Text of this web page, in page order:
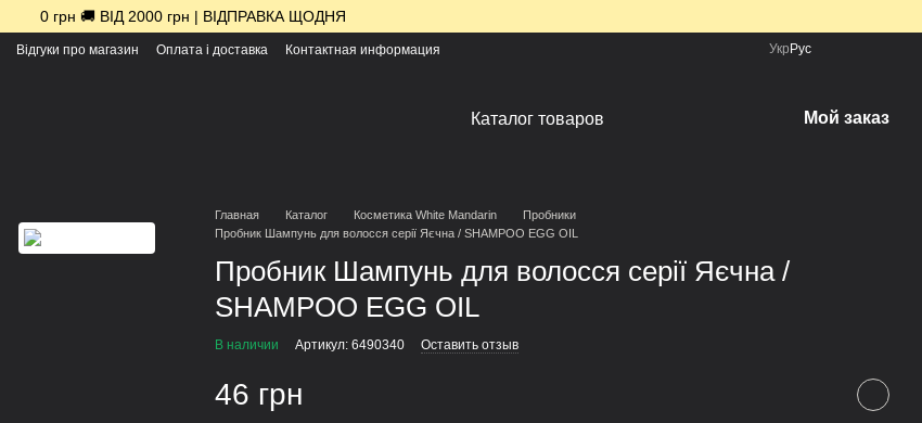
0 грн 🚚 ВІД 2000 грн | ВІДПРАВКА ЩОДНЯ
Відгуки про магазин Оплата і доставка Контактная информация Укр Рус
Каталог товаров Мой заказ
Главная Каталог Косметика White Mandarin
Пробники
Пробник Шампунь для волосся серії Яєчна / SHAMPOO EGG OIL
Пробник Шампунь для волосся серії Яєчна /
SHAMPOO EGG OIL
В наличии Артикул: 6490340 Оставить отзыв
46 грн